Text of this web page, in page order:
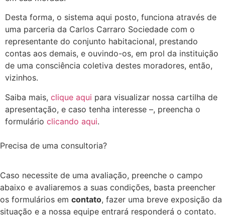
Desta forma, o sistema aqui posto, funciona através de
uma parceria da Carlos Carraro Sociedade com o
representante do conjunto habitacional, prestando
contas aos demais, e ouvindo-os, em prol da instituição
de uma consciência coletiva destes moradores, então,
vizinhos.
Saiba mais, clique aqui para visualizar nossa cartilha de
apresentação, e caso tenha interesse –, preencha o
formulário clicando aqui.
Precisa de uma consultoria?
Caso necessite de uma avaliação, preenche o campo
abaixo e avaliaremos a suas condições, basta preencher
os formulários em contato, fazer uma breve exposição da
situação e a nossa equipe entrará responderá o contato.